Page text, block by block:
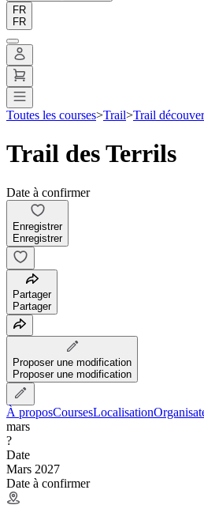
FR
FR
Toutes les courses>Trail>Trail
Trail des Terrils
Date à confirmer
Enregistrer
Enregistrer
Partager
Partager
Proposer une modification
Proposer une modification
À proposCoursesLocalisation
mars
?
Date
Mars 2027
Date à confirmer